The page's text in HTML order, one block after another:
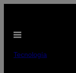
contenuto
Apri
Tecnología